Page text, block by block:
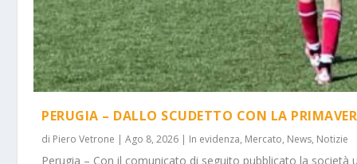
PERUGIA – DALLO SCUDETTO CON LA
di Piero Vetrone |Ago 8, 2026 | In evidenza, Mercato, News, Notizie
Perugia – Con il comunicato di seguito pubblicato la società